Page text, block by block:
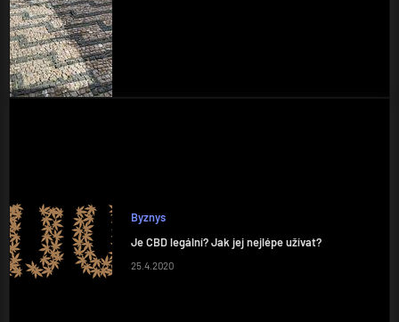
Byznys
Je CBD legální? Jak jej nejlépe užívat?
25.4.2020